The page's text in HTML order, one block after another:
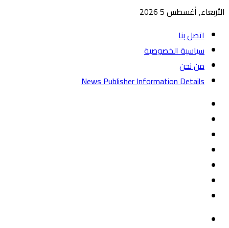
الأربعاء, أغسطس 5 2026
اتصل بنا
سياسية الخصوصية
من نحن
News Publisher Information Details